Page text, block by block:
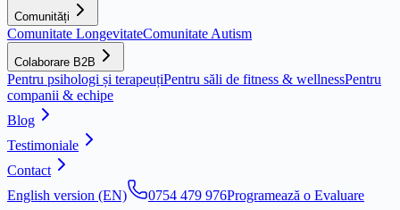
Comunități
Comunitate LongevitateComunitate Autism
Colaborare B2B
Pentru psihologi și terapeuțiPentru săli de fitness & wellnessPentru
companii & echipe
Blog
Testimoniale
Contact
English version (EN)
0754 479 976Programează o Evaluare